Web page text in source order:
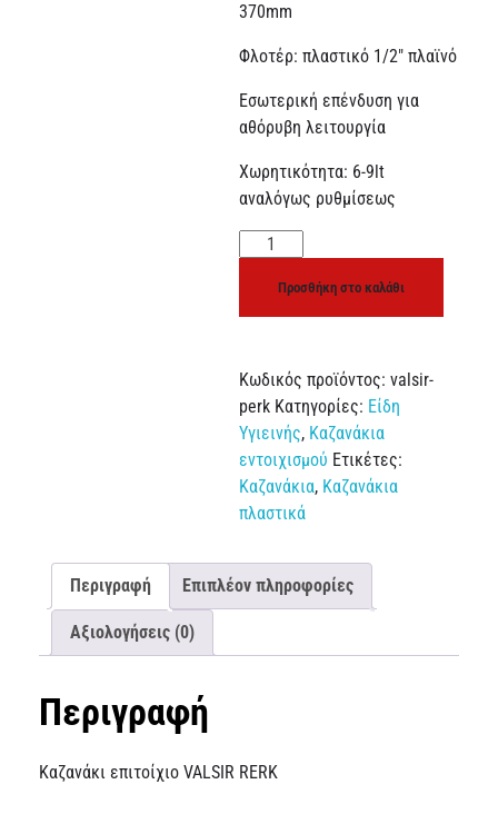
370mm
Φλοτέρ: πλαστικό 1/2″ πλαϊνό
Εσωτερική επένδυση για
αθόρυβη λειτουργία
Χωρητικότητα: 6-9lt
αναλόγως ρυθμίσεως
Προσθήκη στο καλάθι
Κωδικός προϊόντος: valsir-
perk Κατηγορίες: Είδη
Υγιεινής, Καζανάκια
εντοιχισμού Ετικέτες:
Καζανάκια, Καζανάκια
πλαστικά
Περιγραφή Επιπλέον πληροφορίες
Αξιολογήσεις (0)
Περιγραφή
Καζανάκι επιτοίχιο VALSIR RERK